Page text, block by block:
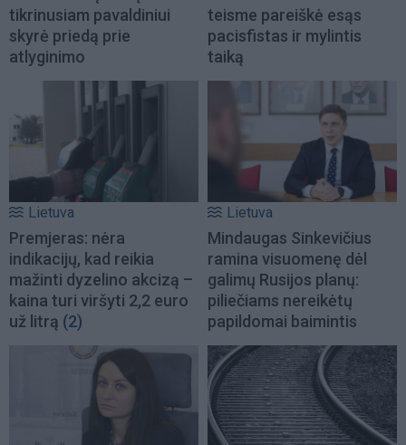
tikrinusiam pavaldiniui
skyrė priedą prie
atlyginimo
teisme pareiškė esąs
pacisfistas ir mylintis
taiką
Lietuva
Premjeras: nėra
indikacijų, kad reikia
mažinti dyzelino akcizą –
kaina turi viršyti 2,2 euro
už litrą (2)
Lietuva
Mindaugas Sinkevičius
ramina visuomenę dėl
galimų Rusijos planų:
piliečiams nereikėtų
papildomai baimintis